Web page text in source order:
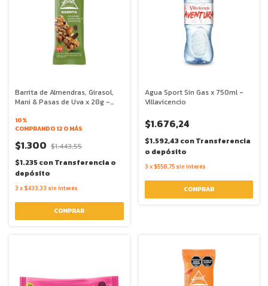
Barrita de Almendras, Girasol,
Mani & Pasas de Uva x 28g -
10%
COMPRANDO 12 O MÁS
$1.300 $1.443,55
$1.235conTransferencia o
depósito
3 x $433,33 sin interés
Agua Sport Sin Gas x 750ml -
Villavicencio
$1.676,24
$1.592,43conTransferencia
o depósito
3 x $558,75 sin interés